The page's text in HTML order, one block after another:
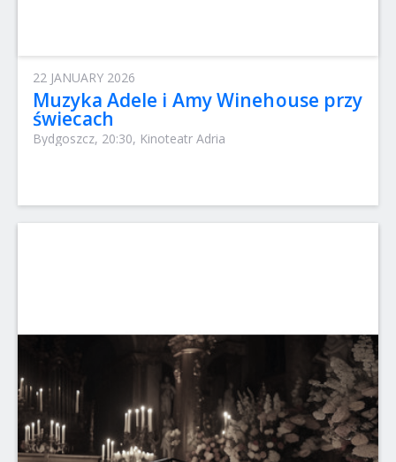
22 JANUARY 2026
Muzyka Adele i Amy Winehouse przy
świecach
Bydgoszcz, 20:30, Kinoteatr Adria